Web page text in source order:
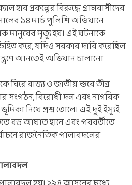
হাব প্রকল্পের বিরুদ্ধে গ্রামবাসীদের
১৪ মার্চ পুলিশি অভিযানে
মানুষের মৃত্যু হয়। এই ঘটনাকে
করে, যদিও সরকার দাবি করেছিল
আনতেই অভিযান চালানো
ঘিরে রাজ্য ও জাতীয় স্তরে তীব্র
সংগঠন, বিরোধী দল এবং নাগরিক
নিয়ে প্রশ্ন তোলে। এই দুই ইস্যুই
বড় আঘাত হানে এবং পরবর্তীতে
রাজনৈতিক পালাবদলের